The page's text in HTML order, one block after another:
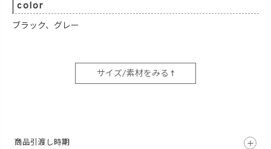
color
ブラック、グレー
サイズ/素材をみる ↑
商品引渡し時期